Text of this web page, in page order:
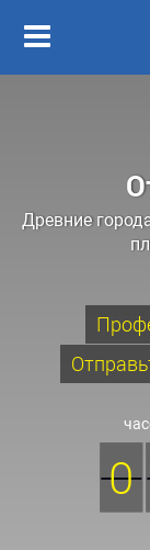
Древние
0